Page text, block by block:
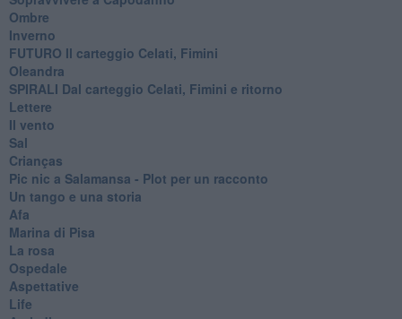
Ombre
Inverno
FUTURO Il carteggio Celati, Fimini
Oleandra
SPIRALI Dal carteggio Celati, Fimini e ritorno
Lettere
Il vento
Sal
Crianças
Pic nic a Salamansa - Plot per un racconto
Un tango e una storia
Afa
Marina di Pisa
La rosa
Ospedale
Aspettative
Life